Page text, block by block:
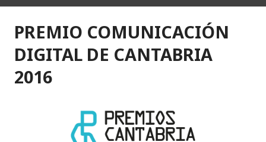
PREMIO COMUNICACIÓN
DIGITAL DE CANTABRIA
2016